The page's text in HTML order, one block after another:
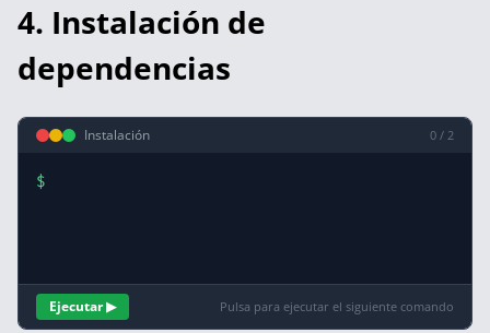
4. Instalación de
dependencias
Instalación 0 / 2
$
Ejecutar ▶ Pulsa para ejecutar el siguiente comando